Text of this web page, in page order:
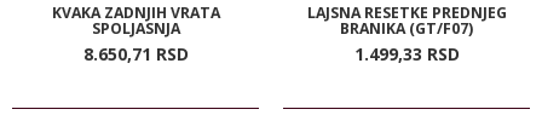
KVAKA ZADNJIH VRATA
SPOLJASNJA
8.650,71 RSD
LAJSNA RESETKE PREDNJEG
BRANIKA (GT/F07)
1.499,33 RSD